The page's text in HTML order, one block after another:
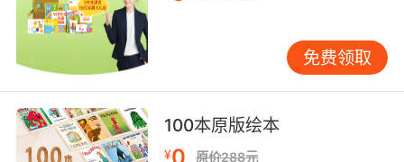
什么都重要。 除了分级阅读，儿歌和动画是启蒙
阶段不可或缺的辅助材料。儿歌解决的是语音敏
感度的问题，动画解决的是场景化理解的问题。
这两样东西和分级阅读搭配使用，效果远好于单
独啃一套书。具体来说，每天可以安排十五分钟
儿歌时间、十五分钟动画时间，再加上十到十五
免费领取
100本原版绘本
¥ 原价288元